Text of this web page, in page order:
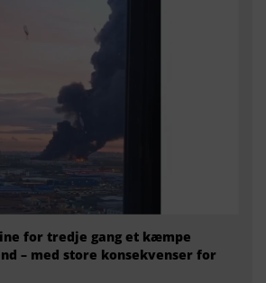
for tredje gang et kæmpe
– med store konsekvenser for